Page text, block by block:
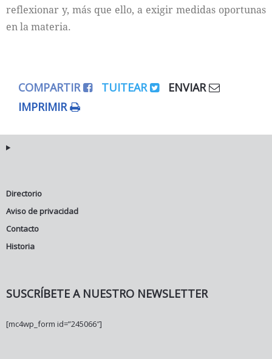
reflexionar y, más que ello, a exigir medidas oportunas
en la materia.
COMPARTIR TUITEAR
ENVIAR
IMPRIMIR
Directorio
Aviso de privacidad
Contacto
Historia
SUSCRÍBETE A NUESTRO NEWSLETTER
[mc4wp_form id=”245066″]